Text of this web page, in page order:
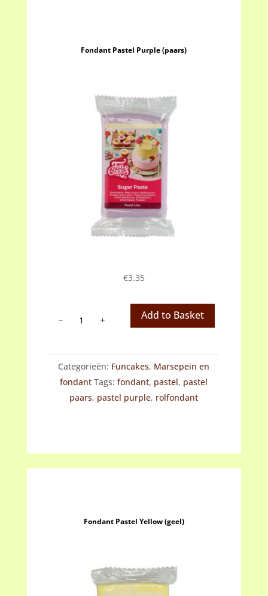
Fondant Pastel Purple (paars)
€3.35
(paars)
aantal
Add to Basket
Categorieën: Funcakes, Marsepein en
fondant Tags: fondant, pastel, pastel
paars, pastel purple, rolfondant
Fondant Pastel Yellow (geel)